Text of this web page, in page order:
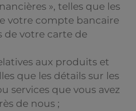
», telles que les
votre compte bancaire
de votre carte de
aux produits et
que les détails sur les
services que vous avez
de nous ;